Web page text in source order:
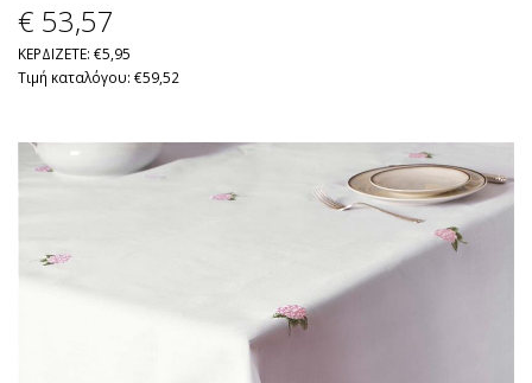
€ 53,57
ΚΕΡΔΙΖΕΤΕ: €5,95
Τιμή καταλόγου: €59,52